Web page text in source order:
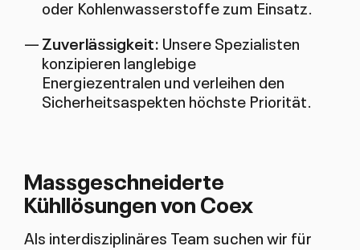
oder Kohlenwasserstoffe zum Einsatz.
Zuverlässigkeit: Unsere Spezialisten
konzipieren langlebige
Energiezentralen und verleihen den
Sicherheitsaspekten höchste Priorität.
Massgeschneiderte
Kühllösungen von Coex
Als interdisziplinäres Team suchen wir für